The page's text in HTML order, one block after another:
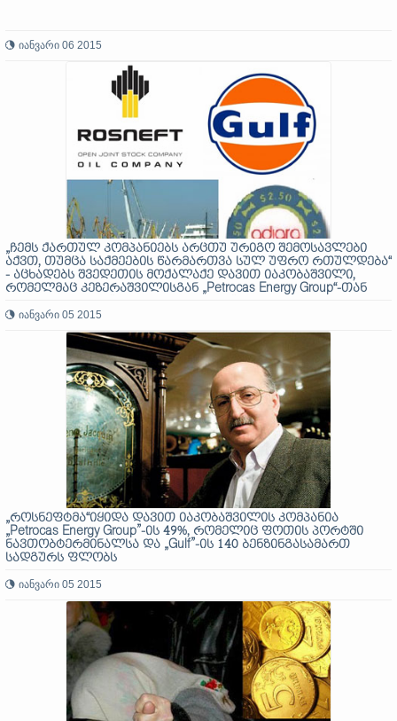
იანვარი 06 2015
„ჩემს ქართულ კომპანიებს არცთუ ურიგო შემოსავლები
აქვთ, თუმცა საქმეების წარმართვა სულ უფრო რთულდება“
- აცხადებს შვედეთის მოქალაქე დავით იაკობაშვილი,
რომელმაც კეზერაშვილისგან „Petrocas Energy Group“-თან
იანვარი 05 2015
„როსნეფტმა“იყიდა დავით იაკობაშვილის კომპანია
„Petrocas Energy Group”-ის 49%, რომელიც ფოთის პორტში
ნავთობტერმინალსა და „Gulf”-ის 140 ბენზინგასამართ
სადგურს ფლობს
იანვარი 05 2015